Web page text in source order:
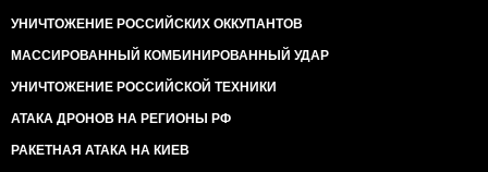
УНИЧТОЖЕНИЕ РОССИЙСКИХ ОККУПАНТОВ
МАССИРОВАННЫЙ КОМБИНИРОВАННЫЙ УДАР
УНИЧТОЖЕНИЕ РОССИЙСКОЙ ТЕХНИКИ
АТАКА ДРОНОВ НА РЕГИОНЫ РФ
РАКЕТНАЯ АТАКА НА КИЕВ